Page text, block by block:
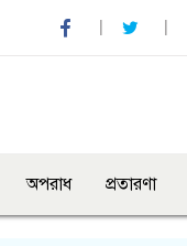
অপরাধ প্রতারণা